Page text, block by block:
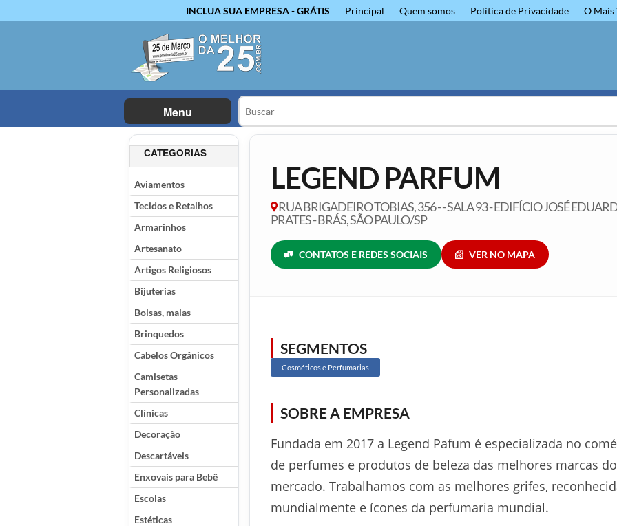
INCLUA SUA EMPRESA - GRÁTIS Principal Quem somos Política de Privacidade O Mais
Menu
CATEGORIAS
Aviamentos
Tecidos e Retalhos
Armarinhos
Artesanato
Artigos Religiosos
Bijuterias
Bolsas, malas
Brinquedos
Cabelos Orgânicos
Camisetas
Personalizadas
Clínicas
Decoração
Descartáveis
Enxovais para Bebê
Escolas
Estéticas
LEGEND PARFUM
RUA BRIGADEIRO TOBIAS, 356 - - SALA 93 - EDIFÍCIO JOSÉ
PRATES - BRÁS, SÃO PAULO/SP
CONTATOS E REDES SOCIAIS VER NO MAPA
SEGMENTOS
Cosméticos e Perfumarias
SOBRE A EMPRESA
Fundada em 2017 a Legend Pafum é especializada no
de perfumes e produtos de beleza das melhores marcas do
mercado. Trabalhamos com as melhores grifes,
mundialmente e ícones da perfumaria mundial.